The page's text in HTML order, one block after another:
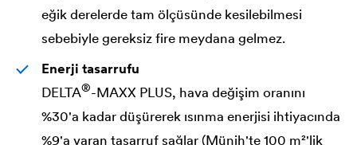
eğik derelerde tam ölçüsünde kesilebilmesi
sebebiyle gereksiz fire meydana gelmez.
Enerji tasarrufu
DELTA®-MAXX PLUS, hava değişim oranını
%30'a kadar düşürerek ısınma enerjisi ihtiyacında
%9'a varan tasarruf sağlar (Münih'te 100 m²'lik